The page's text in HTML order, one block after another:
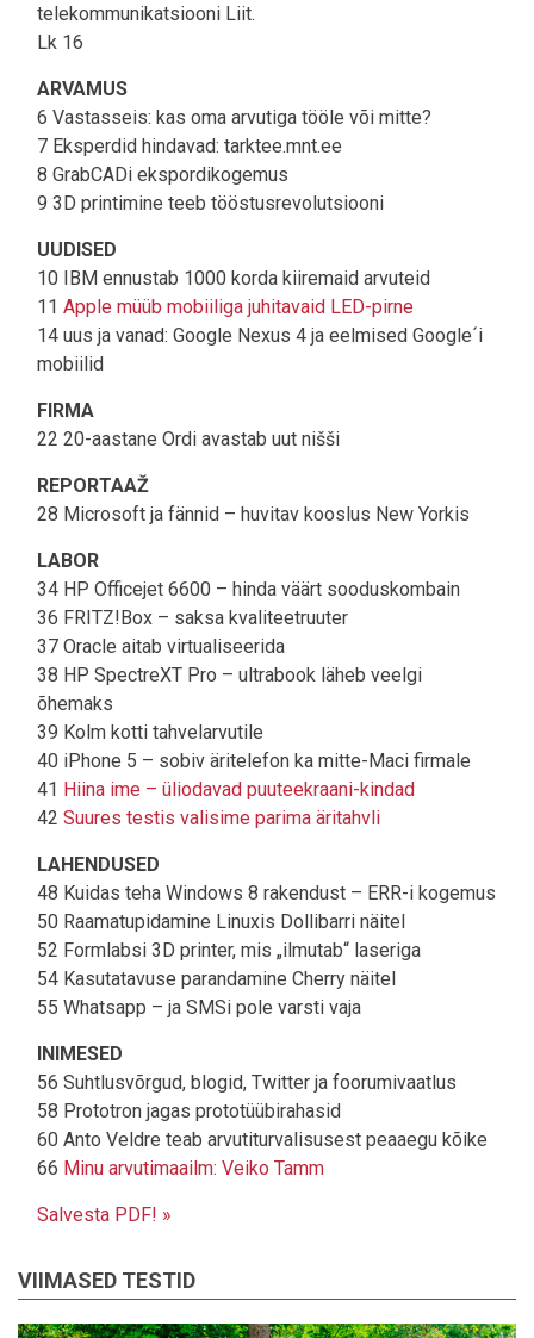
telekommunikatsiooni Liit.
Lk 16
ARVAMUS
6 Vastasseis: kas oma arvutiga tööle või mitte?
7 Eksperdid hindavad: tarktee.mnt.ee
8 GrabCADi ekspordikogemus
9 3D printimine teeb tööstusrevolutsiooni
UUDISED
10 IBM ennustab 1000 korda kiiremaid arvuteid
11 Apple müüb mobiiliga juhitavaid LED-pirne
14 uus ja vanad: Google Nexus 4 ja eelmised Google´i
mobiilid
FIRMA
22 20-aastane Ordi avastab uut nišši
REPORTAAŽ
28 Microsoft ja fännid – huvitav kooslus New Yorkis
LABOR
34 HP Officejet 6600 – hinda väärt sooduskombain
36 FRITZ!Box – saksa kvaliteetruuter
37 Oracle aitab virtualiseerida
38 HP SpectreXT Pro – ultrabook läheb veelgi
õhemaks
39 Kolm kotti tahvelarvutile
40 iPhone 5 – sobiv äritelefon ka mitte-Maci firmale
41 Hiina ime – üliodavad puuteekraani-kindad
42 Suures testis valisime parima äritahvli
LAHENDUSED
48 Kuidas teha Windows 8 rakendust – ERR-i kogemus
50 Raamatupidamine Linuxis Dollibarri näitel
52 Formlabsi 3D printer, mis „ilmutab“ laseriga
54 Kasutatavuse parandamine Cherry näitel
55 Whatsapp – ja SMSi pole varsti vaja
INIMESED
56 Suhtlusvõrgud, blogid, Twitter ja foorumivaatlus
58 Prototron jagas prototüübirahasid
60 Anto Veldre teab arvutiturvalisusest peaaegu kõike
66 Minu arvutimaailm: Veiko Tamm
Salvesta PDF! »
VIIMASED TESTID